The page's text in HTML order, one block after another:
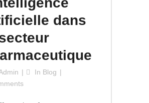
dans
In Blog